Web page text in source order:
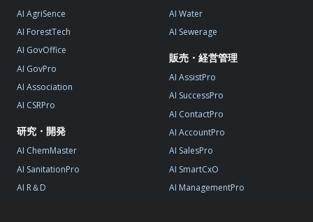
AI AgriSence
AI ForestTech
AI GovOffice
AI GovPro
AI Association
AI CSRPro
研究・開発
AI ChemMaster
AI SanitationPro
AI R＆D
AI Water
AI Sewerage
販売・経営管理
AI AssistPro
AI SuccessPro
AI ContactPro
AI AccountPro
AI SalesPro
AI SmartCxO
AI ManagementPro